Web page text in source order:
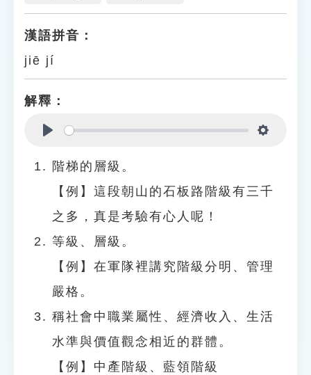
貓頭鷹博士
漢語拼音：
jiē jí
解釋：
階梯的層級。
【例】這段朝山的石板路階級有三千
之多，真是考驗有心人呢！
等級、層級。
【例】在軍隊裡講究階級分明、管理
嚴格。
稱社會中職業屬性、經濟收入、生活
水準與價值觀念相近的群體。
【例】中產階級、藍領階級